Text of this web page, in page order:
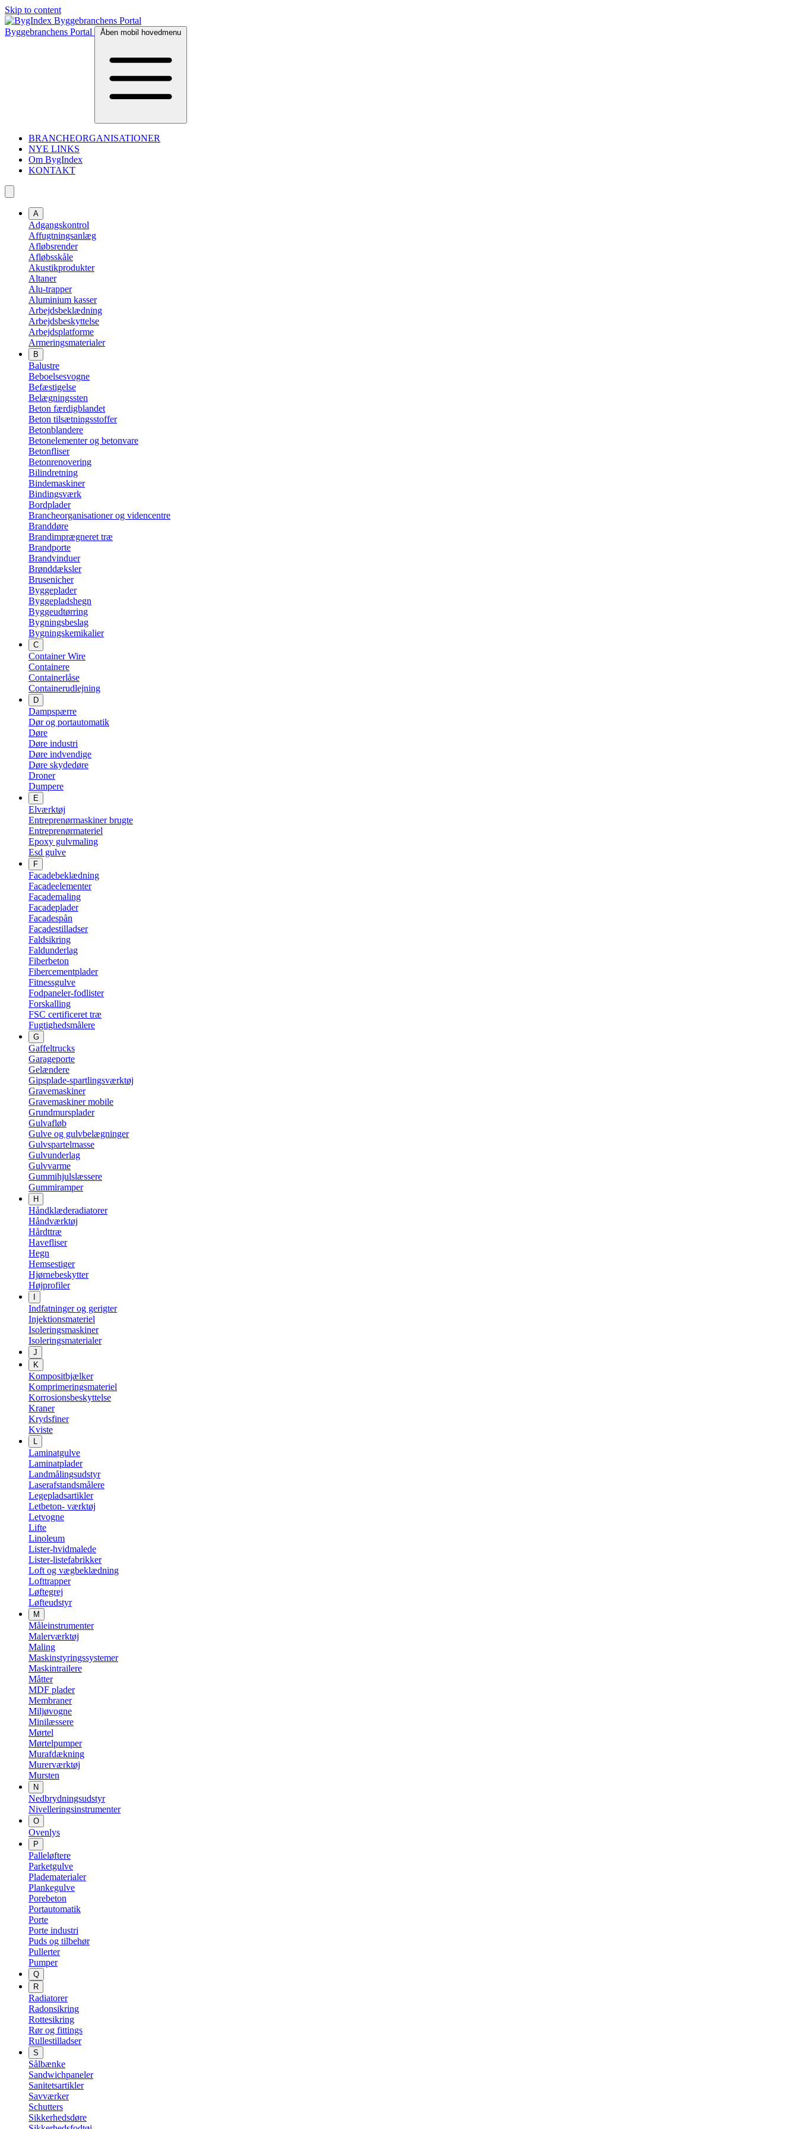
Skip to content
Byggebranchens Portal Åben mobil hovedmenu
BRANCHEORGANISATIONER
NYE LINKS
Om BygIndex
KONTAKT
A
Adgangskontrol
Affugtningsanlæg
Afløbsrender
Afløbsskåle
Akustikprodukter
Altaner
Alu-trapper
Aluminium kasser
Arbejdsbeklædning
Arbejdsbeskyttelse
Arbejdsplatforme
Armeringsmaterialer
B
Balustre
Beboelsesvogne
Befæstigelse
Belægningssten
Beton færdigblandet
Beton tilsætningsstoffer
Betonblandere
Betonelementer og betonvare
Betonfliser
Betonrenovering
Bilindretning
Bindemaskiner
Bindingsværk
Bordplader
Brancheorganisationer og videncentre
Branddøre
Brandimprægneret træ
Brandporte
Brandvinduer
Brønddæksler
Brusenicher
Byggeplader
Byggepladshegn
Byggeudtørring
Bygningsbeslag
Bygningskemikalier
C
Container Wire
Containere
Containerlåse
Containerudlejning
D
Dampspærre
Dør og portautomatik
Døre
Døre industri
Døre indvendige
Døre skydedøre
Droner
Dumpere
E
Elværktøj
Entreprenørmaskiner brugte
Entreprenørmateriel
Epoxy gulvmaling
Esd gulve
F
Facadebeklædning
Facadeelementer
Facademaling
Facadeplader
Facadespån
Facadestilladser
Faldsikring
Faldunderlag
Fiberbeton
Fibercementplader
Fitnessgulve
Fodpaneler-fodlister
Forskalling
FSC certificeret træ
Fugtighedsmålere
G
Gaffeltrucks
Garageporte
Gelændere
Gipsplade-spartlingsværktøj
Gravemaskiner
Gravemaskiner mobile
Grundmursplader
Gulvafløb
Gulve og gulvbelægninger
Gulvspartelmasse
Gulvunderlag
Gulvvarme
Gummihjulslæssere
Gummiramper
H
Håndklæderadiatorer
Håndværktøj
Hårdttræ
Havefliser
Hegn
Hemsestiger
Hjørnebeskytter
Højprofiler
Indfatninger og gerigter
Injektionsmateriel
Isoleringsmaskiner
Isoleringsmaterialer
J
K
Kompositbjælker
Komprimeringsmateriel
Korrosionsbeskyttelse
Kraner
Krydsfiner
Kviste
L
Laminatgulve
Laminatplader
Landmålingsudstyr
Laserafstandsmålere
Legepladsartikler
Letbeton- værktøj
Letvogne
Lifte
Linoleum
Lister-hvidmalede
Lister-listefabrikker
Loft og vægbeklædning
Lofttrapper
Løftegrej
Løfteudstyr
M
Måleinstrumenter
Malerværktøj
Maling
Maskinstyringssystemer
Maskintrailere
Måtter
MDF plader
Membraner
Miljøvogne
Minilæssere
Mørtel
Mørtelpumper
Murafdækning
Murerværktøj
Mursten
N
Nedbrydningsudstyr
Nivelleringsinstrumenter
O
Ovenlys
P
Palleløftere
Parketgulve
Pladematerialer
Plankegulve
Porebeton
Portautomatik
Porte
Porte industri
Puds og tilbehør
Pullerter
Pumper
Q
R
Radiatorer
Radonsikring
Rottesikring
Rør og fittings
Rullestilladser
S
Sålbænke
Sandwichpaneler
Sanitetsartikler
Savværker
Schutters
Sikkerhedsdøre